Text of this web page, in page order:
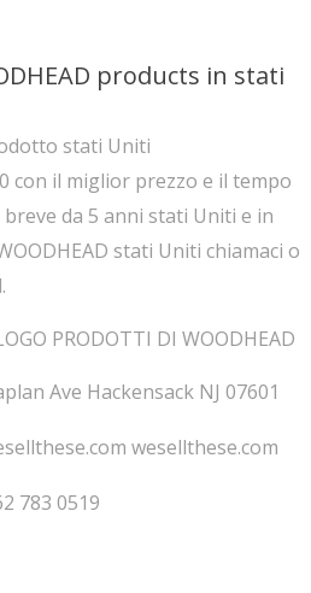
products in stati
stati Uniti
con il miglior prezzo e il tempo
da 5 anni stati Uniti e in
stati Uniti chiamaci o
PRODOTTI DI WOODHEAD
Ave Hackensack NJ 07601
wesellthese.com
783 0519